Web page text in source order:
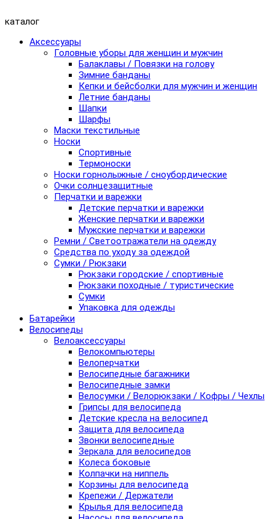
каталог
Аксессуары
Головные уборы для женщин и мужчин
Балаклавы / Повязки на голову
Зимние банданы
Кепки и бейсболки для мужчин и женщин
Летние банданы
Шапки
Шарфы
Маски текстильные
Носки
Спортивные
Термоноски
Носки горнолыжные / сноубордические
Очки солнцезащитные
Перчатки и варежки
Детские перчатки и варежки
Женские перчатки и варежки
Мужские перчатки и варежки
Ремни / Светоотражатели на одежду
Средства по уходу за одеждой
Сумки / Рюкзаки
Рюкзаки городские / спортивные
Рюкзаки походные / туристические
Сумки
Упаковка для одежды
Батарейки
Велосипеды
Велоаксессуары
Велокомпьютеры
Велоперчатки
Велосипедные багажники
Велосипедные замки
Велосумки / Велорюкзаки / Кофры / Чехлы
Грипсы для велосипеда
Детские кресла на велосипед
Защита для велосипеда
Звонки велосипедные
Зеркала для велосипедов
Колеса боковые
Колпачки на ниппель
Корзины для велосипеда
Крепежи / Держатели
Крылья для велосипеда